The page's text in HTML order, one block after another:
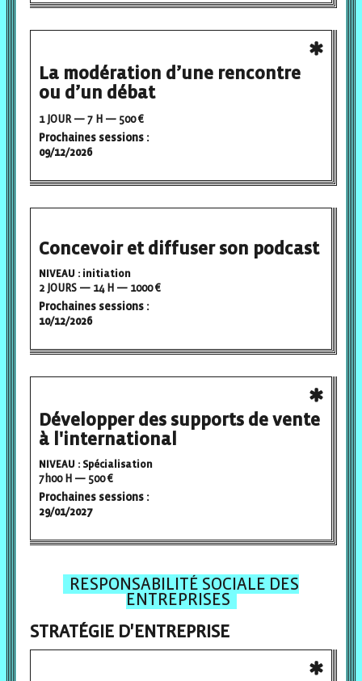
La modération d’une rencontre
ou d’un débat
1 JOUR — 7 H — 500 €
Prochaines sessions :
09/12/2026
Concevoir et diffuser son podcast
NIVEAU : initiation
2 JOURS — 14 H — 1000 €
Prochaines sessions :
10/12/2026
Développer des supports de vente
à l'international
NIVEAU : Spécialisation
7h00 H — 500 €
Prochaines sessions :
29/01/2027
RESPONSABILITÉ SOCIALE DES
ENTREPRISES
STRATÉGIE D'ENTREPRISE